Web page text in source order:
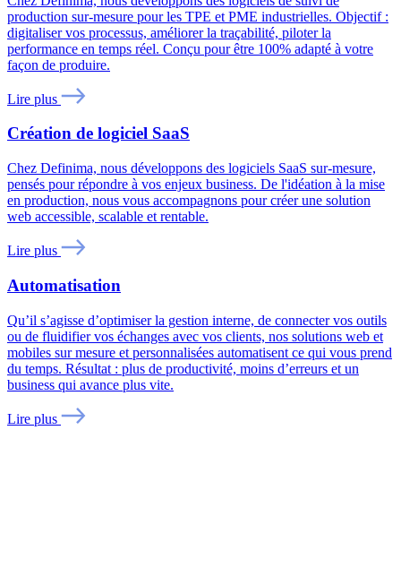
production sur-mesure pour les TPE et PME industrielles. Objectif :
digitaliser vos processus, améliorer la traçabilité, piloter la
performance en temps réel. Conçu pour être 100% adapté à votre
façon de produire.
Lire plus
Création de logiciel SaaS
Chez Definima, nous développons des logiciels SaaS sur-mesure,
pensés pour répondre à vos enjeux business. De l'idéation à la mise
en production, nous vous accompagnons pour créer une solution
web accessible, scalable et rentable.
Lire plus
Automatisation
Qu’il s’agisse d’optimiser la gestion interne, de connecter vos outils
ou de fluidifier vos échanges avec vos clients, nos solutions web et
mobiles sur mesure et personnalisées automatisent ce qui vous prend
du temps. Résultat : plus de productivité, moins d’erreurs et un
business qui avance plus vite.
Lire plus